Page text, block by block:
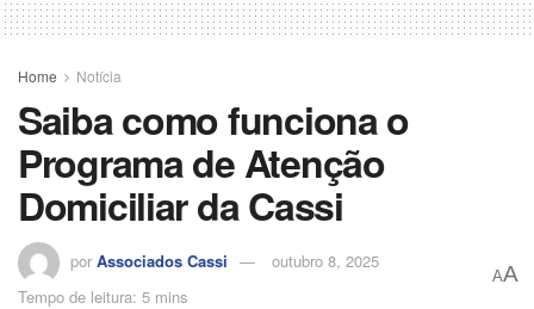
Home Notícia
Saiba como funciona o
Programa de Atenção
Domiciliar da Cassi
por Associados Cassi
outubro 8, 2025
Tempo de leitura: 5 mins
AA